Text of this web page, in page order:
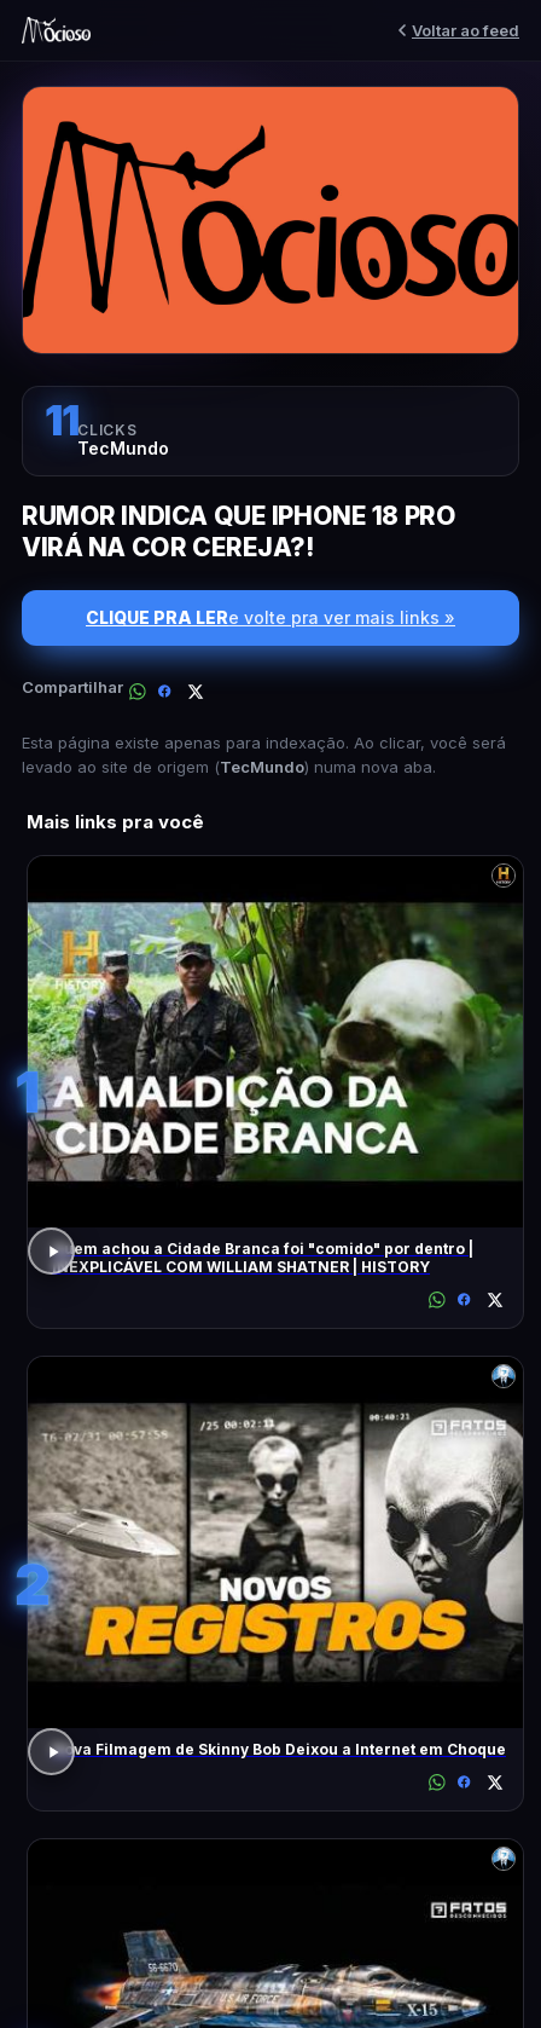
Voltar ao feed
11CLICKS
TecMundo
RUMOR INDICA QUE IPHONE 18 PRO
VIRÁ NA COR CEREJA?!
CLIQUE PRA LERe volte pra ver mais links »
Compartilhar
Esta página existe apenas para indexação. Ao clicar, você será
levado ao site de origem (TecMundo) numa nova aba.
Mais links pra você
1
Quem achou a Cidade Branca foi "comido" por dentro |
INEXPLICÁVEL COM WILLIAM SHATNER | HISTORY
2
Nova Filmagem de Skinny Bob Deixou a Internet em Choque